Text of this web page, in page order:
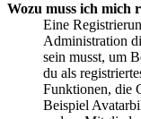
Wozu muss ich mich
Eine
Administration
sein musst, um
du als
Funktionen, die
Beispiel